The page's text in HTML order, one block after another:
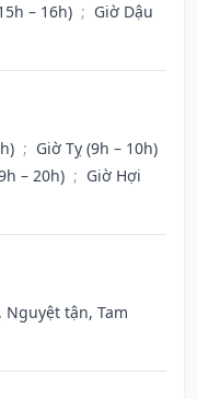
– 16h) ; Giờ Dậu
; Giờ Tỵ (9h – 10h)
– 20h) ; Giờ Hợi
tận, Tam